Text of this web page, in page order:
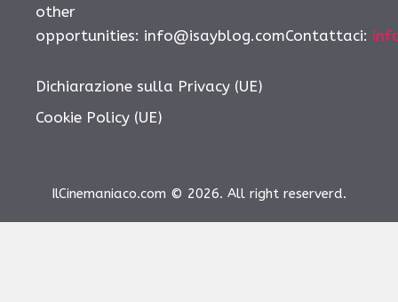
other
opportunities: info@isayblog.comContattaci:
Dichiarazione sulla Privacy (UE)
Cookie Policy (UE)
IlCinemaniaco.com © 2026. All right reserverd.